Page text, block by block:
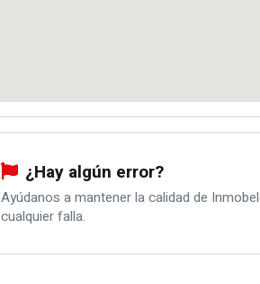
¿Hay algún error?
Ayúdanos a mantener la calidad de
cualquier falla.